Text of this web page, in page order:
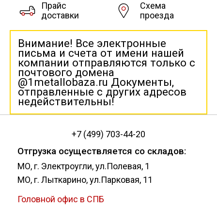
Сетка кладочная
Проволока
Прайс
доставки
Схема
проезда
Внимание! Все электронные
письма и счета от имени нашей
компании отправляются только с
почтового домена
@1metallobaza.ru Документы,
отправленные с других адресов
недействительны!
+7 (499) 703-44-20
Отгрузка осуществляется со складов:
МО, г. Электроугли, ул.Полевая, 1
МО, г. Лыткарино, ул.Парковая, 11
Головной офис в СПБ